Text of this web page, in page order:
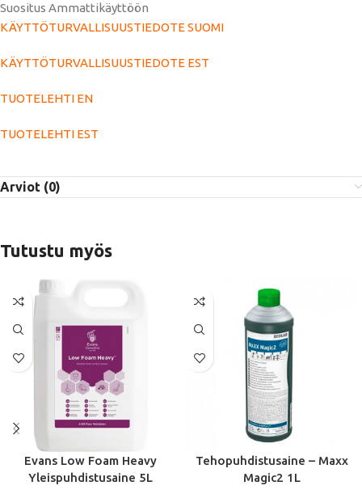
Suositus Ammattikäyttöön
KÄYTTÖTURVALLISUUSTIEDOTE SUOMI
KÄYTTÖTURVALLISUUSTIEDOTE EST
TUOTELEHTI EN
TUOTELEHTI EST
Arviot (0)
Tutustu myös
Evans Low Foam Heavy
Yleispuhdistusaine 5L
Tehopuhdistusaine – Maxx
Magic2 1L